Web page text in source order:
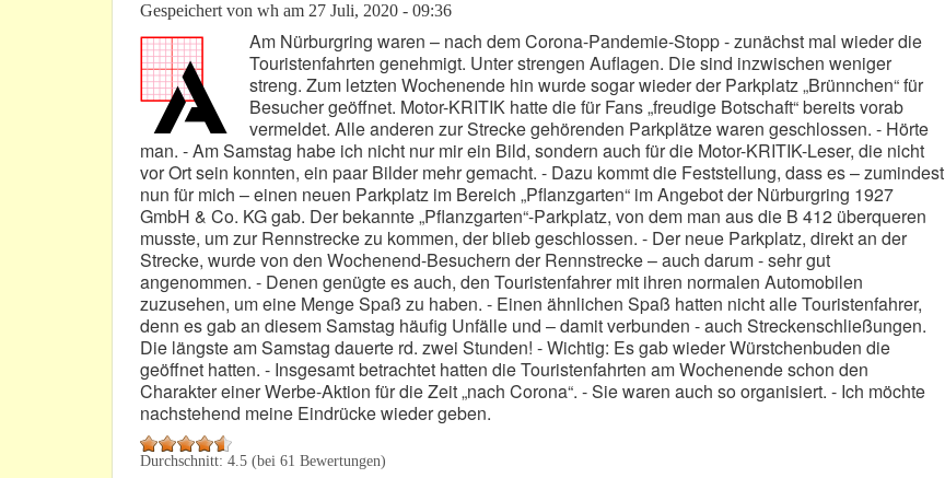
Gespeichert von wh am 27 Juli, 2020 - 09:36
Am Nürburgring waren – nach dem Corona-Pandemie-Stopp - zunächst mal wieder die
Touristenfahrten genehmigt. Unter strengen Auflagen. Die sind inzwischen weniger
streng. Zum letzten Wochenende hin wurde sogar wieder der Parkplatz „Brünnchen“ für
Besucher geöffnet. Motor-KRITIK hatte die für Fans „freudige Botschaft“ bereits vorab
vermeldet. Alle anderen zur Strecke gehörenden Parkplätze waren geschlossen. - Hörte
man. - Am Samstag habe ich nicht nur mir ein Bild, sondern auch für die Motor-KRITIK-Leser, die nicht
vor Ort sein konnten, ein paar Bilder mehr gemacht. - Dazu kommt die Feststellung, dass es – zumindest
nun für mich – einen neuen Parkplatz im Bereich „Pflanzgarten“ im Angebot der Nürburgring 1927
GmbH & Co. KG gab. Der bekannte „Pflanzgarten“-Parkplatz, von dem man aus die B 412 überqueren
musste, um zur Rennstrecke zu kommen, der blieb geschlossen. - Der neue Parkplatz, direkt an der
Strecke, wurde von den Wochenend-Besuchern der Rennstrecke – auch darum - sehr gut
angenommen. - Denen genügte es auch, den Touristenfahrer mit ihren normalen Automobilen
zuzusehen, um eine Menge Spaß zu haben. - Einen ähnlichen Spaß hatten nicht alle Touristenfahrer,
denn es gab an diesem Samstag häufig Unfälle und – damit verbunden - auch Streckenschließungen.
Die längste am Samstag dauerte rd. zwei Stunden! - Wichtig: Es gab wieder Würstchenbuden die
geöffnet hatten. - Insgesamt betrachtet hatten die Touristenfahrten am Wochenende schon den
Charakter einer Werbe-Aktion für die Zeit „nach Corona“. - Sie waren auch so organisiert. - Ich möchte
nachstehend meine Eindrücke wieder geben.
Durchschnitt: 4.5 (bei 61 Bewertungen)